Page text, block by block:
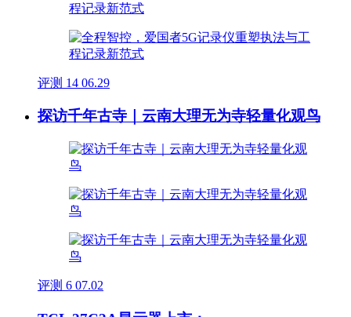
评测 14 06.29
探访千年古寺｜云南大理无为寺轻量化观鸟
评测 6 07.02